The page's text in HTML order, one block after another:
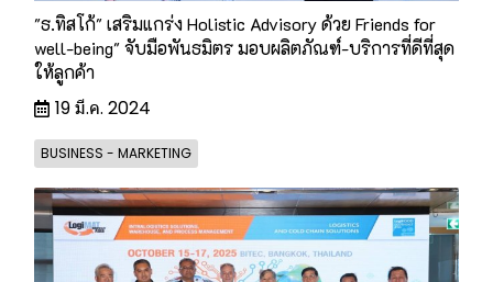
"ธ.ทิสโก้" เสริมแกร่ง Holistic Advisory ด้วย Friends for
well-being" จับมือพันธมิตร มอบผลิตภัณฑ์-บริการที่ดีที่สุด
ให้ลูกค้า
19 มี.ค. 2024
BUSINESS - MARKETING